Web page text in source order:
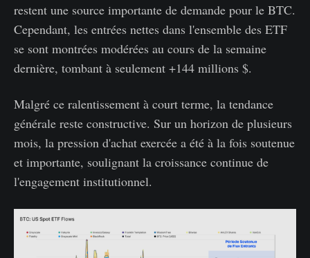
restent une source importante de demande pour le BTC.
Cependant, les entrées nettes dans l'ensemble des ETF
se sont montrées modérées au cours de la semaine
dernière, tombant à seulement +144 millions $.
Malgré ce ralentissement à court terme, la tendance
générale reste constructive. Sur un horizon de plusieurs
mois, la pression d'achat exercée a été à la fois soutenue
et importante, soulignant la croissance continue de
l'engagement institutionnel.